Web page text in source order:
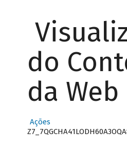
do
da Web
Ações